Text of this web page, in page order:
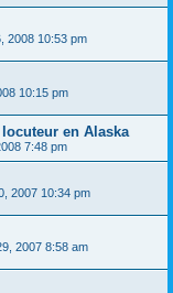
2008 10:53 pm
10:15 pm
en Alaska
7:48 pm
2007 10:34 pm
2007 8:58 am